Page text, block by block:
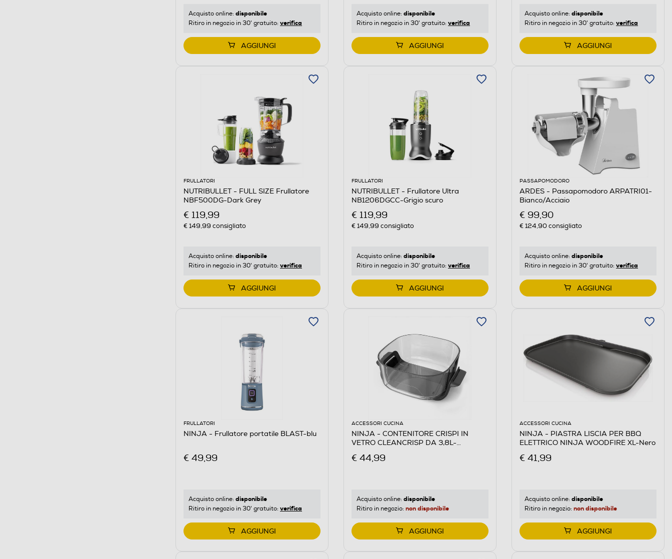
Acquisto online: disponibile
Ritiro in negozio in 30' gratuito: verifica
AGGIUNGI
Acquisto online: disponibile
Ritiro in negozio in 30' gratuito: verifica
AGGIUNGI
Acquisto online: disponibile
Ritiro in negozio in 30' gratuito: verifica
AGGIUNGI
FRULLATORI
NUTRIBULLET - FULL SIZE Frullatore
NBF500DG-Dark Grey
€ 119,99
€ 149,99 consigliato
Acquisto online: disponibile
Ritiro in negozio in 30' gratuito: verifica
AGGIUNGI
FRULLATORI
NUTRIBULLET - Frullatore Ultra
NB1206DGCC-Grigio scuro
€ 119,99
€ 149,99 consigliato
Acquisto online: disponibile
Ritiro in negozio in 30' gratuito: verifica
AGGIUNGI
PASSAPOMODORO
ARDES - Passapomodoro ARPATRI01-
Bianco/Acciaio
€ 99,90
€ 124,90consigliato
Acquisto online: disponibile
Ritiro in negozio in 30' gratuito: verifica
AGGIUNGI
FRULLATORI
NINJA - Frullatore portatile BLAST-blu
€ 49,99
Acquisto online: disponibile
Ritiro in negozio in 30' gratuito: verifica
AGGIUNGI
ACCESSORI CUCINA
NINJA - CONTENITORE CRISPI IN
VETRO CLEANCRISP DA 3,8L-
€ 44,99
Acquisto online: disponibile
Ritiro in negozio: non disponibile
AGGIUNGI
ACCESSORI CUCINA
NINJA - PIASTRA LISCIA PER BBQ
ELETTRICO NINJA WOODFIRE XL-Nero
€ 41,99
Acquisto online: disponibile
Ritiro in negozio: non disponibile
AGGIUNGI